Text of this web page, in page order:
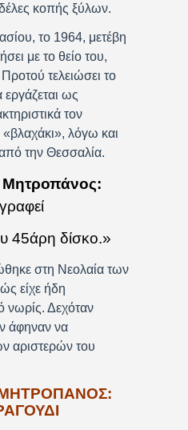
κοπής ξύλων.
το 1964, μετέβη
με το θείο του,
τελειώσει το
εργάζεται ως
τον
λόγω και
την Θεσσαλία.
45άρη δίσκο.»
στη Νεολαία των
είχε ήδη
νωρίς. Δεχόταν
άφηναν να
αριστερών του